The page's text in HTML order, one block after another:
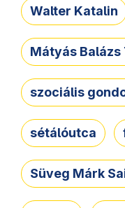
Walter Katalin
Mátyás Balázs
szociális
sétálóutca
Süveg Márk